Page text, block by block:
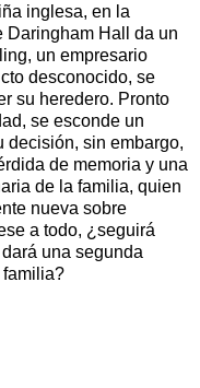
inglesa, en la
Daringham Hall da un
un empresario
cto desconocido, se
su heredero. Pronto
se esconde un
decisión, sin embargo,
de memoria y una
de la familia, quien
nueva sobre
a todo, ¿seguirá
una segunda
familia?